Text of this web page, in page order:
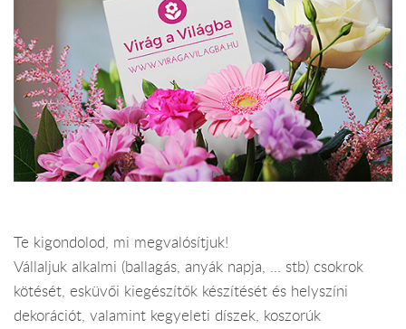
Te kigondolod, mi megvalósítjuk!
Vállaljuk alkalmi (ballagás, anyák napja, ... stb) csokrok
kötését, esküvői kiegészítők készítését és helyszíni
dekorációt, valamint kegyeleti díszek, koszorúk